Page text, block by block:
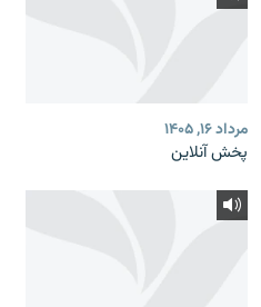
مرداد ۱۶, ۱۴۰۵
پخش آنلاین